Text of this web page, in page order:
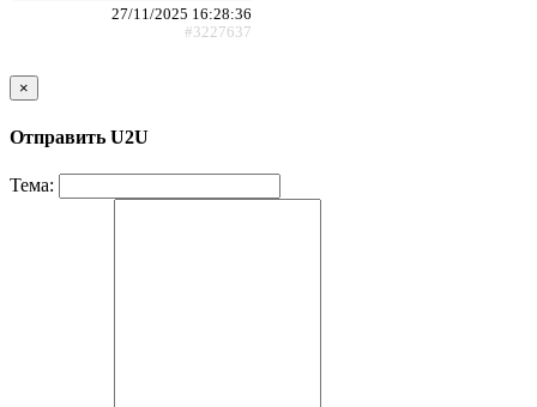
27/11/2025 16:28:36
#3227637
×
Отправить U2U
Тема: